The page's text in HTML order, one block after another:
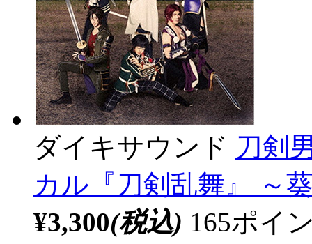
ダイキサウンド 刀剣
カル『刀剣乱舞』 ～
¥3,300(税込) 165ポイ